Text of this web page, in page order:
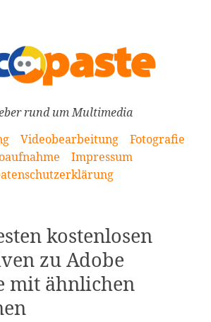
rund um Multimedia
Videobearbeitung
Fotografie
Impressum
kostenlosen
zu Adobe
mit ähnlichen